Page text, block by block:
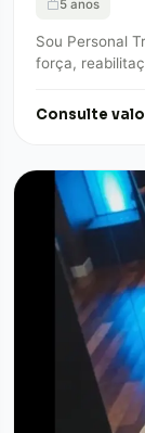
5 anos
Sou Personal
força,
precisão e…
Consulte